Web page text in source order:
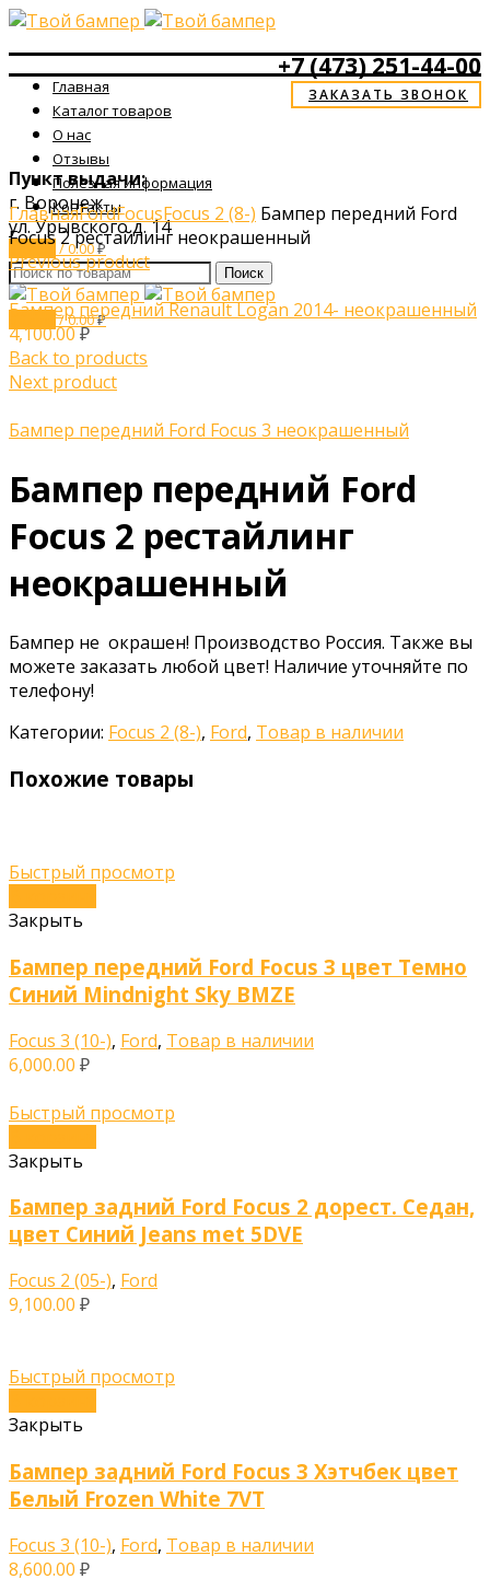
+7 (473) 251-44-00
ЗАКАЗАТЬ ЗВОНОК
Пункт выдачи:
г. Воронеж
ул. Урывского д. 14
/0.00₽
Главная
Каталог товаров
О нас
Отзывы
Полезная информация
Контакты
0items /0.00₽
Поиск
Click to enlarge
ГлавнаяFordFocusFocus 2 (8-) Бампер передний Ford
Focus 2 рестайлинг неокрашенный
Previous product
Бампер передний Renault Logan 2014- неокрашенный
4,100.00₽
Back to products
Next product
Бампер передний Ford Focus 3 неокрашенный
Бампер передний Ford
Focus 2 рестайлинг
неокрашенный
Бампер не окрашен! Производство Россия. Также вы
можете заказать любой цвет! Наличие уточняйте по
телефону!
Категории: Focus 2 (8-), Ford, Товар в наличии
Похожие товары
Быстрый просмотр
Закрыть
Бампер передний Ford Focus 3 цвет Темно
Синий Mindnight Sky BMZE
Focus 3 (10-), Ford, Товар в наличии
6,000.00 ₽
Быстрый просмотр
Закрыть
Бампер задний Ford Focus 2 дорест. Седан,
цвет Синий Jeans met 5DVE
Focus 2 (05-), Ford
9,100.00 ₽
Быстрый просмотр
Закрыть
Бампер задний Ford Focus 3 Хэтчбек цвет
Белый Frozen White 7VT
Focus 3 (10-), Ford, Товар в наличии
8,600.00 ₽